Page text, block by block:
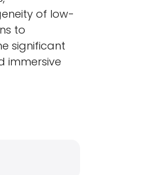
of low-
to
significant
immersive